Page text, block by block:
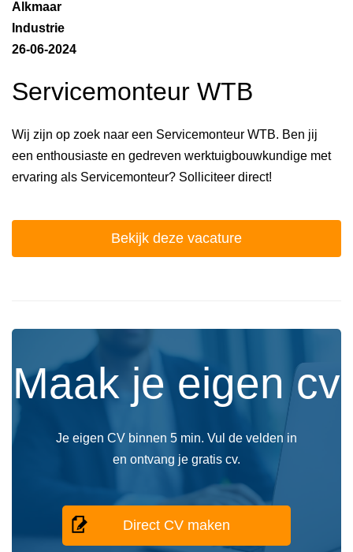
Alkmaar
Industrie
26-06-2024
Servicemonteur WTB
Wij zijn op zoek naar een Servicemonteur WTB. Ben jij
een enthousiaste en gedreven werktuigbouwkundige met
ervaring als Servicemonteur? Solliciteer direct!
Bekijk deze vacature
Maak je eigen cv
Je eigen CV binnen 5 min. Vul de velden in
en ontvang je gratis cv.
Direct CV maken